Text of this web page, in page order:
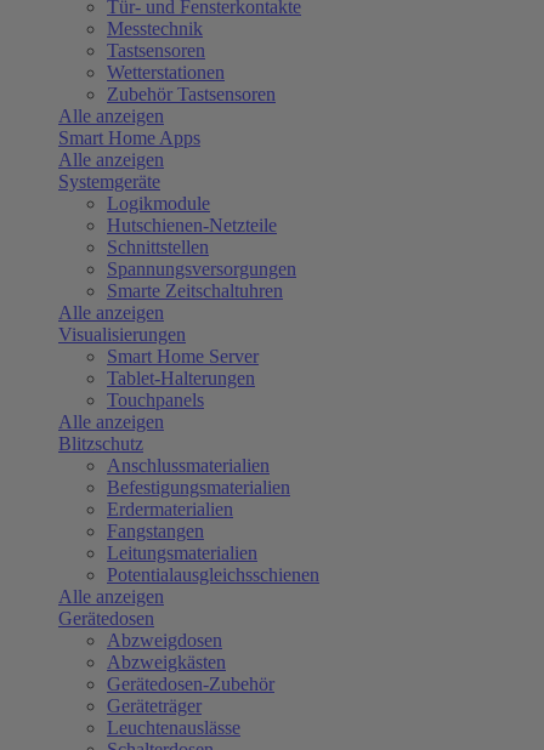
Tür- und Fensterkontakte
Messtechnik
Tastsensoren
Wetterstationen
Zubehör Tastsensoren
Alle anzeigen
Smart Home Apps
Alle anzeigen
Systemgeräte
Logikmodule
Hutschienen-Netzteile
Schnittstellen
Spannungsversorgungen
Smarte Zeitschaltuhren
Alle anzeigen
Visualisierungen
Smart Home Server
Tablet-Halterungen
Touchpanels
Alle anzeigen
Blitzschutz
Anschlussmaterialien
Befestigungsmaterialien
Erdermaterialien
Fangstangen
Leitungsmaterialien
Potentialausgleichsschienen
Alle anzeigen
Gerätedosen
Abzweigdosen
Abzweigkästen
Gerätedosen-Zubehör
Geräteträger
Leuchtenauslässe